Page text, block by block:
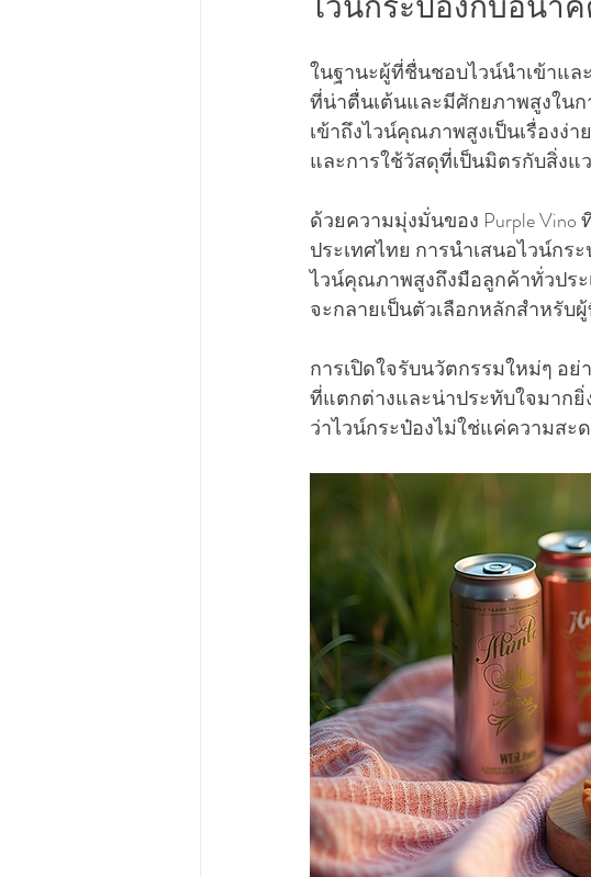
ในฐานะผู้ที่ชื่นชอบไวน์นำเข้าแล
ที่น่าตื่นเต้นและมีศักยภาพสูงในก
เข้าถึงไวน์คุณภาพสูงเป็นเรื่องง่
และการใช้วัสดุที่เป็นมิตรกับสิ่งแ
ด้วยความมุ่งมั่นของ Purple
ประเทศไทย การนำเสนอไวน์ก
ไวน์คุณภาพสูงถึงมือลูกค้าทั่วประ
จะกลายเป็นตัวเลือกหลักสำหรั
การเปิดใจรับนวัตกรรมใหม่ๆ อ
ที่แตกต่างและน่าประทับใจมาก
ว่าไวน์กระป๋องไม่ใช่แค่ความสะ